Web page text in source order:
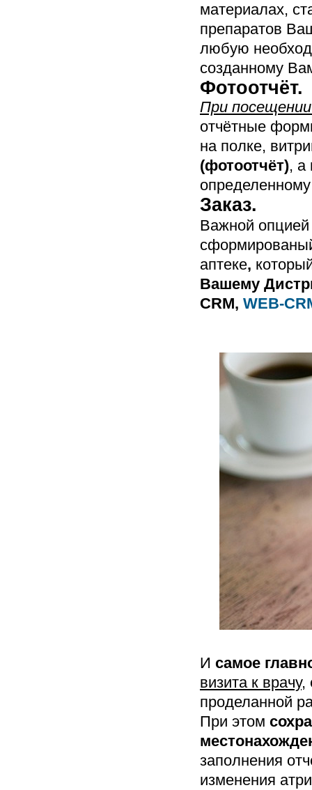
материалах,
препаратов
любую
созданному
Фотоотчёт.
При
отчётные
на полке,
(фотоотчёт), а
определенному
Заказ.
Важной опцией
аптеке,
Вашему
CRM, WEB-
И самое
визита к врачу,
проделанной
При этом
заполнения
изменения